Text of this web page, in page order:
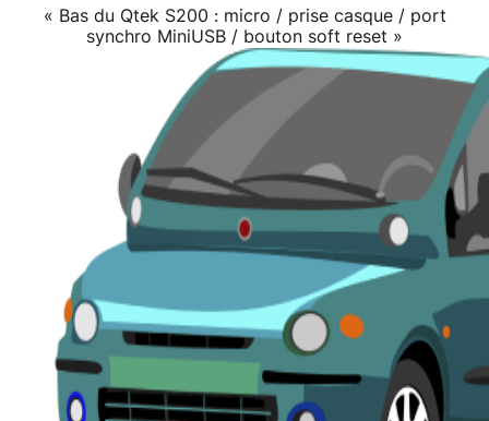
« Bas du Qtek S200 : micro / prise casque / port
synchro MiniUSB / bouton soft reset »